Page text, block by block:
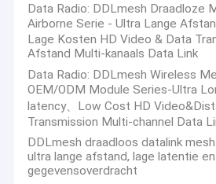
Data Radio: DDLmesh Draadloze
Airborne Serie - Ultra Lange
Lage Kosten HD Video & Data
Afstand Multi-kanaals Data Link
Data Radio: DDLmesh Wireless
OEM/ODM Module Series-Ultra
latency、Low Cost HD
Transmission Multi-channel Data
DDLmesh draadloos datalink
ultra lange afstand, lage latentie
gegevensoverdracht